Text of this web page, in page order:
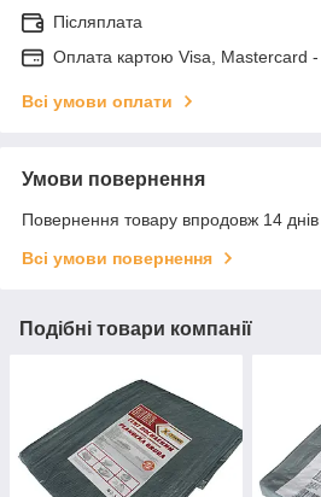
Післяплата
Оплата картою Visa, Mastercard
Всі умови оплати
Умови повернення
Повернення товару впродовж 14
Всі умови повернення
Подібні товари компанії